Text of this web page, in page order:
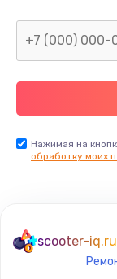
Нажимая на
обработку моих
scooter-iq.ru